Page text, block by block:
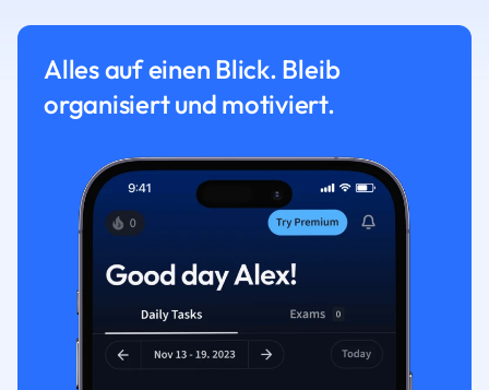
Alles auf einen Blick. Bleib
organisiert und motiviert.